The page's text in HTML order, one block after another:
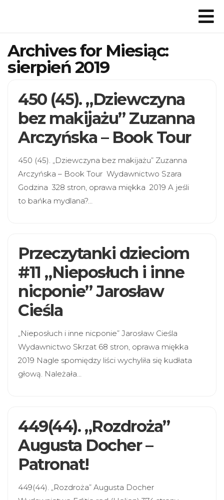
Archives for Miesiąc:
sierpień 2019
450 (45). „Dziewczyna
bez makijażu” Zuzanna
Arczyńska – Book Tour
450 (45). „Dziewczyna bez makijażu” Zuzanna
Arczyńska – Book Tour Wydawnictwo Szara
Godzina 328 stron, oprawa miękka 2019 A jeśli
to bańka mydlana?…
Przeczytanki dzieciom
#11 „Nieposłuch i inne
nicponie” Jarosław
Cieśla
„Nieposłuch i inne nicponie” Jarosław Cieśla
Wydawnictwo Skrzat 68 stron, oprawa miękka
2019 Nagle spomiędzy liści wychyliła się kudłata
głową. Należała…
449(44). „Rozdroża”
Augusta Docher –
Patronat!
449(44). „Rozdroża” Augusta Docher